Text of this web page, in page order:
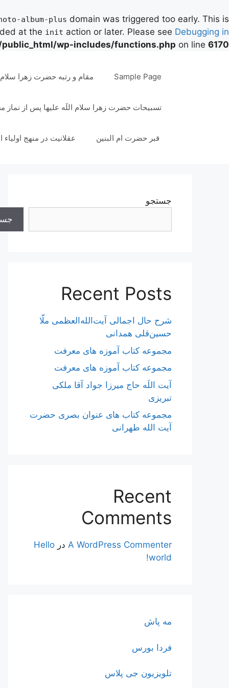
album-plus domain was triggered too early. This is
at the init action or later. Please see Debugging in
wp-includes/functions.php on line 6170
Sample Page مقام و رتبه حضرت زهرا سلام
تسبیحات حضرت زهرا سلام اللَه علیها پس از
قبر حضرت ام البنین عقلانیت در منهج اولیاء
جستجو
Recent Posts
شرح حال اجمالی آیت‌الله‌العظمی ملّا
حسین‌قلی همدانی
مجموعه کتاب آموزه های معرفت
مجموعه کتاب آموزه های معرفت
آیت اللَه حاج میرزا جواد آقا ملکی
تبریزی
مجموعه کتاب های عنوان بصری حضرت
آیت الله طهرانی
Recent
Comments
A WordPress Commenter در Hello
world!
مه پاش
فردا بورس
تلویزیون جی پلاس